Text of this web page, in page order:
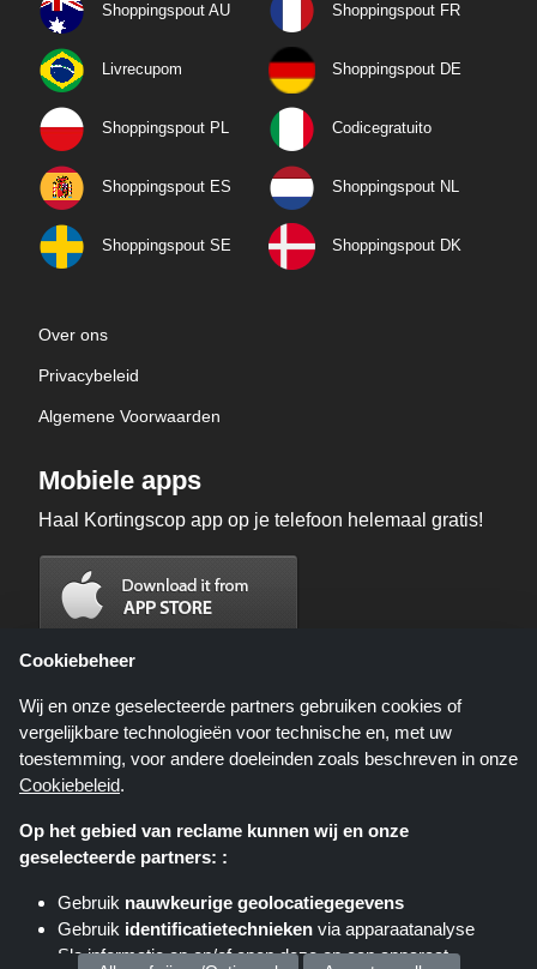
Shoppingspout AU Shoppingspout FR
Livrecupom Shoppingspout DE
Shoppingspout PL Codicegratuito
Shoppingspout ES Shoppingspout NL
Shoppingspout SE Shoppingspout DK
Over ons
Privacybeleid
Algemene Voorwaarden
Mobiele apps
Haal Kortingscop app op je telefoon helemaal gratis!
Kortingscop.nl is een website die u deals, kortingen en kortingscodes biedt;
affiliate netwerken. Kortingscop.nl of zijn medewerkers maken geen deel uit
van het bestelproces wanneer u een bestelling plaatst via deze links, zij
ontvangen enkel een commissie via deze links/deals.
Cookiebeheer
Wij en onze geselecteerde partners gebruiken cookies of
vergelijkbare technologieën voor technische en, met uw
toestemming, voor andere doeleinden zoals beschreven in onze
Cookiebeleid.
Op het gebied van reclame kunnen wij en onze
geselecteerde partners: :
Gebruik nauwkeurige geolocatiegegevens
Gebruik identificatietechnieken via apparaatanalyse
Sla informatie op en/of open deze op een apparaat